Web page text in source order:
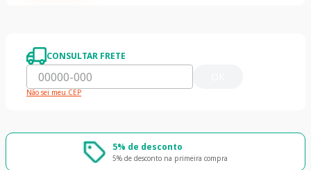
CONSULTAR FRETE
Não sei meu CEP
5% de desconto
5% de desconto na primeira compra